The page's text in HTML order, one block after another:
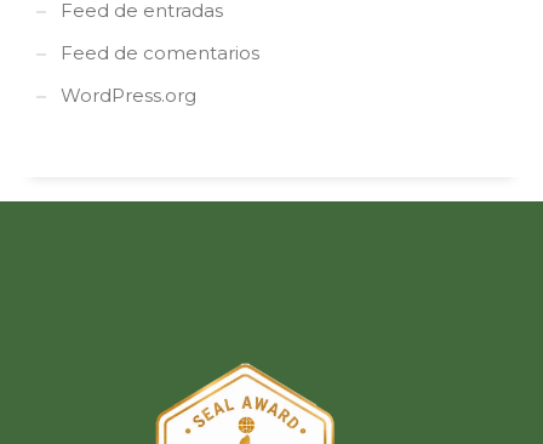
Feed de entradas
Feed de comentarios
WordPress.org